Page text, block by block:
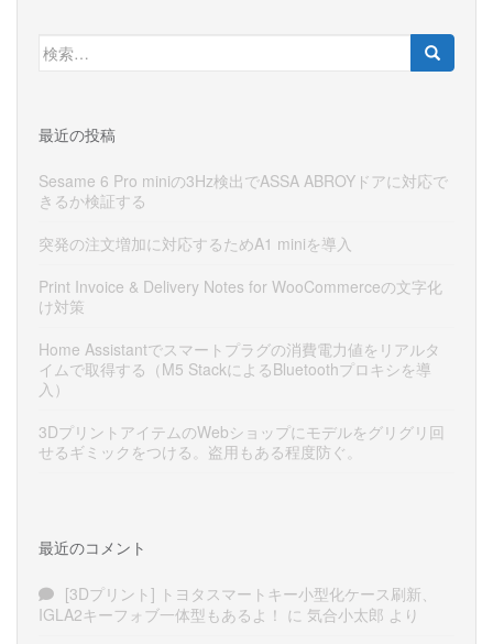
検
索:
最近の投稿
Sesame 6 Pro miniの3Hz検出でASSA ABROYドアに対応で
きるか検証する
突発の注文増加に対応するためA1 miniを導入
Print Invoice & Delivery Notes for WooCommerceの文字化
け対策
Home Assistantでスマートプラグの消費電力値をリアルタ
イムで取得する（M5 StackによるBluetoothプロキシを導
入）
3DプリントアイテムのWebショップにモデルをグリグリ回
せるギミックをつける。盗用もある程度防ぐ。
最近のコメント
[3Dプリント] トヨタスマートキー小型化ケース刷新、
IGLA2キーフォブ一体型もあるよ！ に 気合小太郎 より